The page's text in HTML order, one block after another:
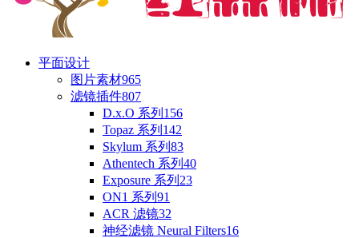
平面设计
图片素材965
滤镜插件807
D.x.O 系列 156
Topaz 系列 142
Skylum 系列 83
Athentech 系列 40
Exposure 系列 23
ON1 系列 91
ACR 滤镜32
神经滤镜 Neural Filters16